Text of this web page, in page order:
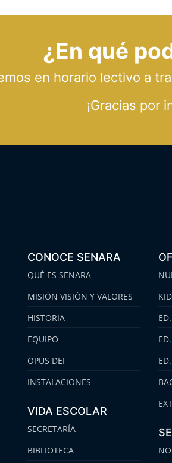
¿En qué
en horario lectivo a
¡Gracias por
CONOCE SENARA
QUÉ ES SENARA
MISIÓN VISIÓN Y VALORES
HISTORIA
EQUIPO
OPUS DEI
INSTALACIONES
VIDA ESCOLAR
SECRETARÍA
BIBLIOTECA